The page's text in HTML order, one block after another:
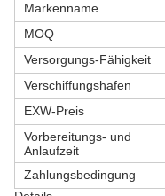
Markenname
MOQ
Versorgungs-Fähigkeit
Verschiffungshafen
EXW-Preis
Vorbereitungs- und
Anlaufzeit
Zahlungsbedingung